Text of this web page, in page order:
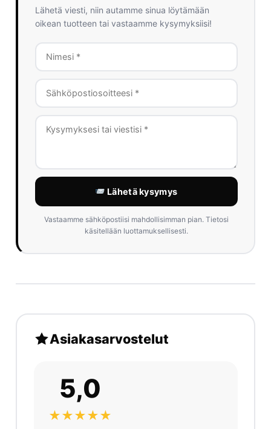
Lähetä viesti, niin autamme sinua löytämään
oikean tuotteen tai vastaamme kysymyksiisi!
Lähetä kysymys
Vastaamme sähköpostiisi mahdollisimman pian. Tietosi
käsitellään luottamuksellisesti.
Asiakasarvostelut
5,0
★★★★★